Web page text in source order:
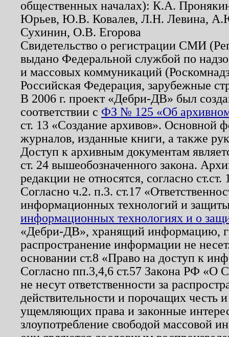
общественных началах): К.А.
Юрьев, Ю.В. Ковалев, Л.Н. Левина,
Сухинин, О.В. Егорова
Свидетельство о регистрации СМИ
выдано Федеральной службой по
и массовых коммуникаций
Российская Федерация, зарубежные
В 2006 г. проект «Дебри-ДВ» был
соответствии с ФЗ № 125 «Об
ст. 13 «Создание архивов». Основной
журналов, изданные книги, а также
Доступ к архивным документам
ст. 24 вышеобозначенного закона.
редакции не относятся, согласно
Согласно ч.2. п.3. ст.17
информационных технологий и
информационных технологиях и о
«Дебри-ДВ», хранящий информацию,
распространение информации не
основании ст.8 «Право на доступ к
Согласно пп.3,4,6 ст.57 Закона РФ «О
не несут ответственности за
действительности и порочащих честь
ущемляющих права и законные
злоупотребление свободой массовой